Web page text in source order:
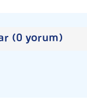
(0 yorum)